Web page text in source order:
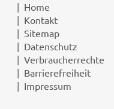
Home
Kontakt
Sitemap
Datenschutz
Verbraucherrechte
Barrierefreiheit
Impressum